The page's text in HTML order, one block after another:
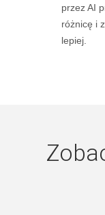
przez AI
różnicę i
lepiej.